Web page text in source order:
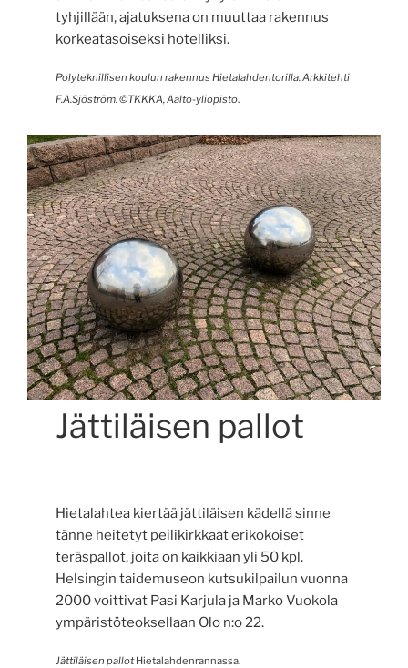
tyhjillään, ajatuksena on muuttaa rakennus
korkeatasoiseksi hotelliksi.
Polyteknillisen koulun rakennus Hietalahdentorilla. Arkkitehti
F.A.Sjöström. ©TKKKA, Aalto-yliopisto.
Jättiläisen pallot
Hietalahtea kiertää jättiläisen kädellä sinne
tänne heitetyt peilikirkkaat erikokoiset
teräspallot, joita on kaikkiaan yli 50 kpl.
Helsingin taidemuseon kutsukilpailun vuonna
2000 voittivat Pasi Karjula ja Marko Vuokola
ympäristöteoksellaan Olo n:o 22.
Jättiläisen pallotHietalahdenrannassa.